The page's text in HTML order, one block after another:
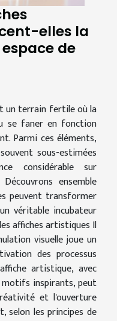
elles la
de
un terrain fertile où la
se faner en fonction
Parmi ces éléments,
sous-estimées
considérable sur
ensemble
peuvent transformer
véritable incubateur
affiches artistiques Il
visuelle joue un
des processus
artistique, avec
inspirants, peut
et l'ouverture
selon les principes de